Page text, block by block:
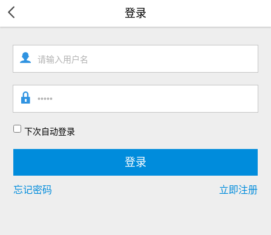
登录
下次自动登录
忘记密码 立即注册